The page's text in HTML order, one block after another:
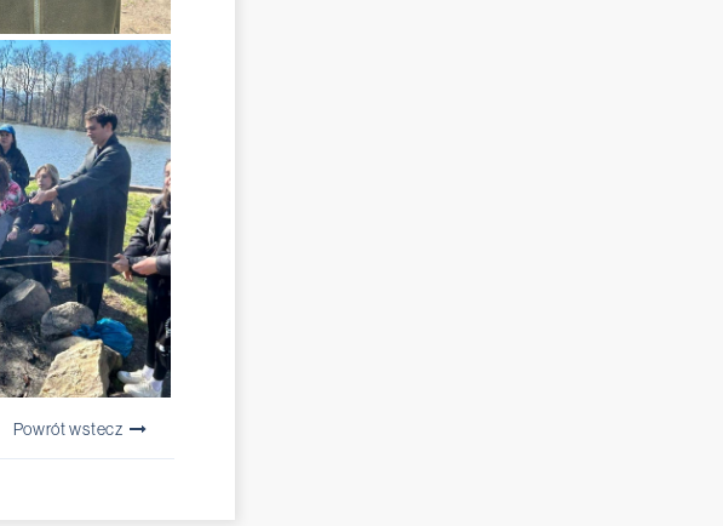
Powrót wstecz